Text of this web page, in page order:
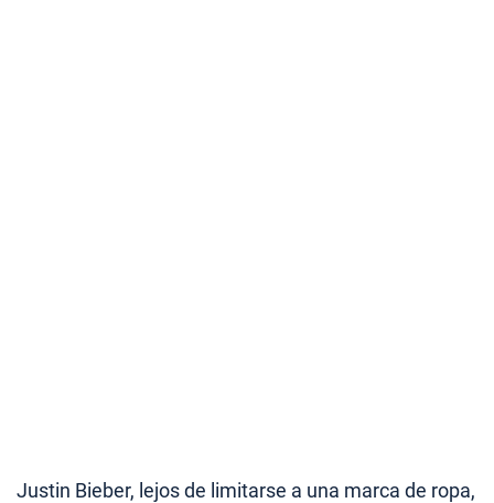
Justin Bieber, lejos de limitarse a una marca de ropa,